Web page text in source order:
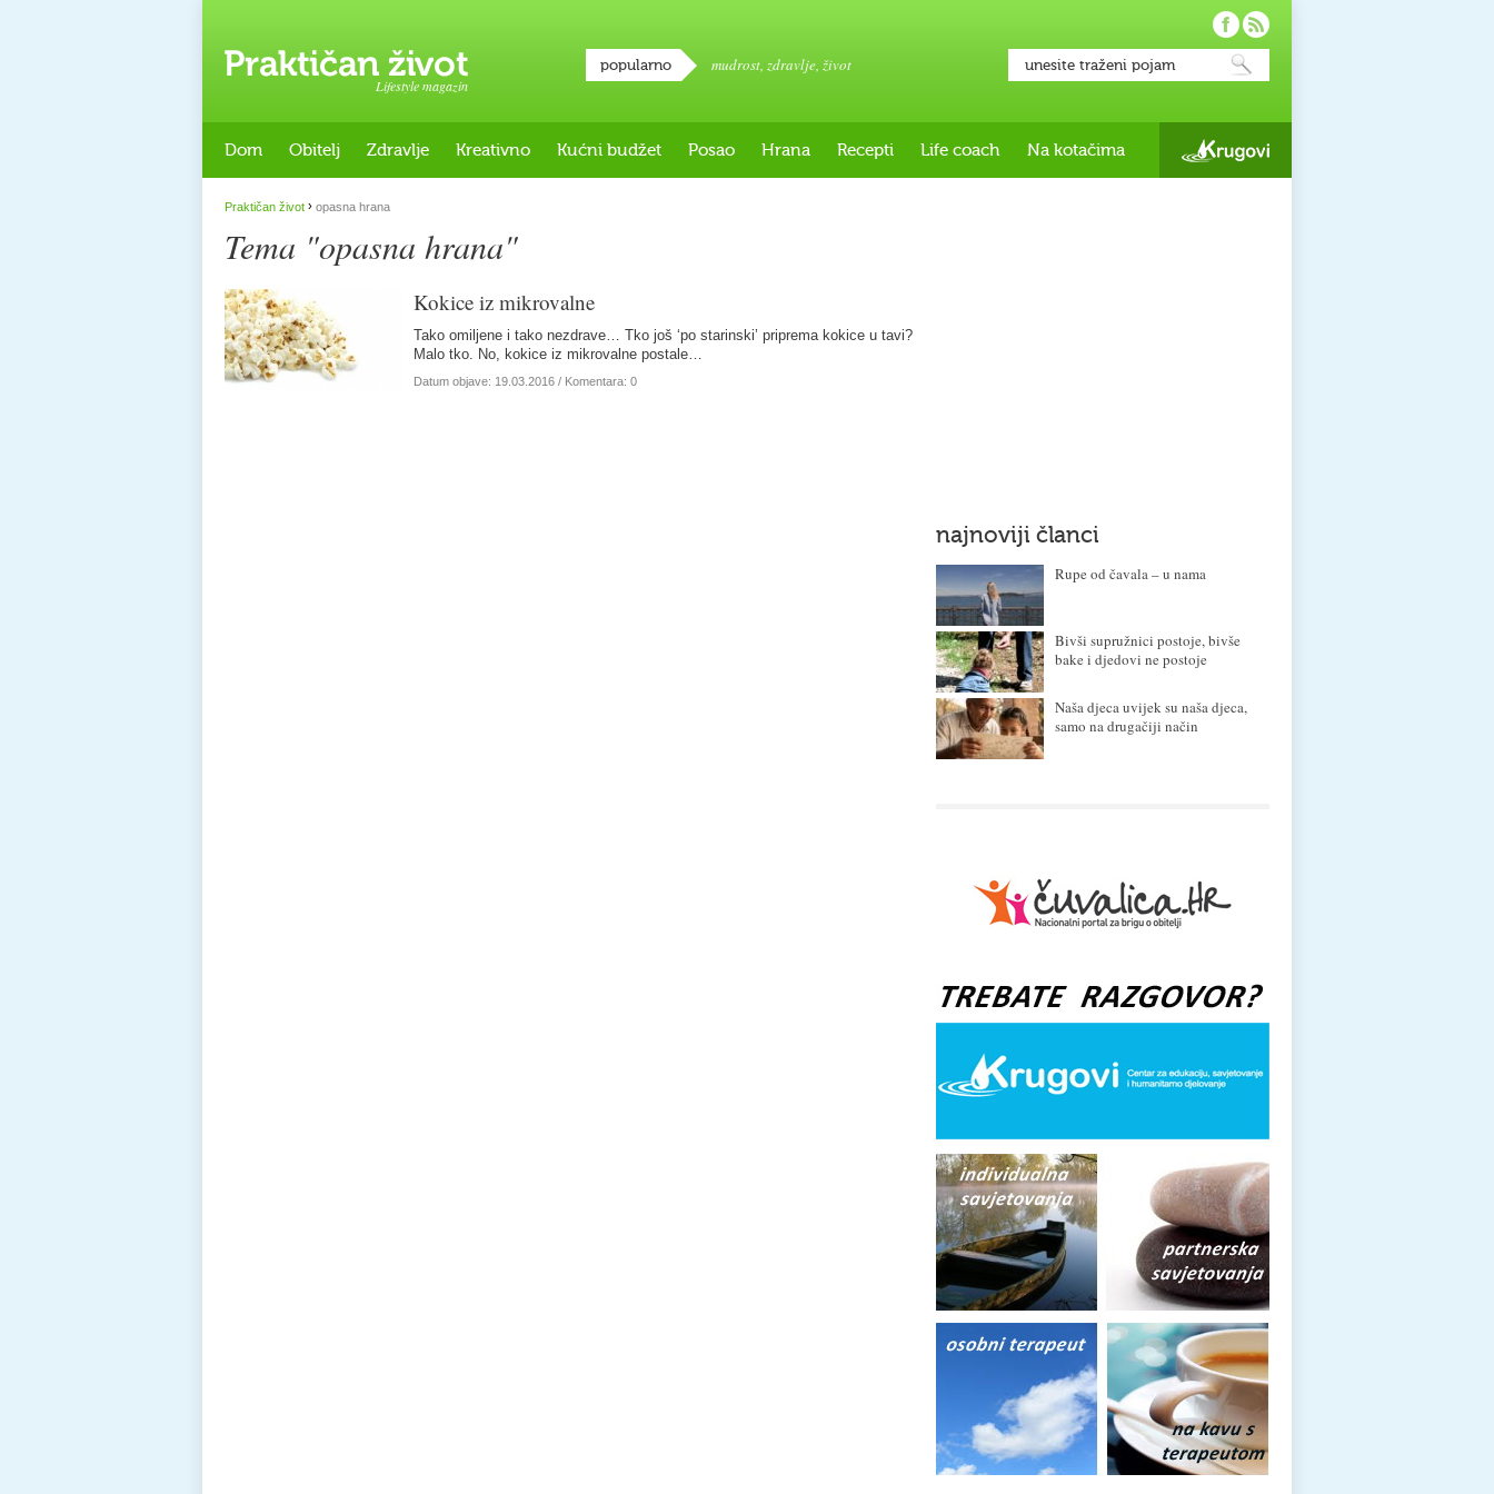
Lifestyle magazin
popularno mudrost, zdravlje, život
Dom Obitelj Zdravlje Kreativno Kućni budžet Posao Hrana Recepti Life coach Na kotačima
Praktičan život › opasna hrana
Tema "opasna hrana"
Kokice iz mikrovalne
Tako omiljene i tako nezdrave… Tko još ‘po starinski’ priprema kokice u tavi?
Malo tko. No, kokice iz mikrovalne postale…
Datum objave: 19.03.2016 / Komentara: 0
najnoviji članci
Rupe od čavala – u nama
Bivši supružnici postoje, bivše
bake i djedovi ne postoje
Naša djeca uvijek su naša djeca,
samo na drugačiji način